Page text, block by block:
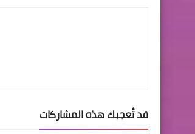
قد تُعجبك هذه المشاركات